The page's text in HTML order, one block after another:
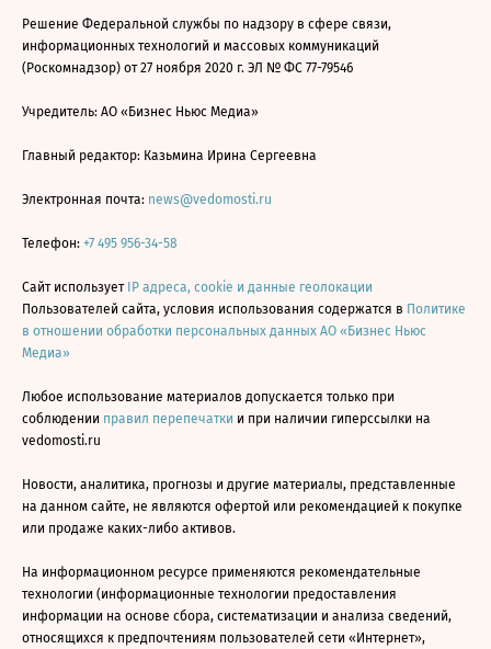
Решение Федеральной службы по надзору в сфере связи,
информационных технологий и массовых коммуникаций
(Роскомнадзор) от 27 ноября 2020 г. ЭЛ № ФС 77-79546
Учредитель: АО «Бизнес Ньюс Медиа»
Главный редактор: Казьмина Ирина Сергеевна
Электронная почта: news@vedomosti.ru
Телефон: +7 495 956-34-58
Сайт использует IP адреса, cookie и данные геолокации
Пользователей сайта, условия использования содержатся в Политике
в отношении обработки персональных данных АО «Бизнес Ньюс
Медиа»
Любое использование материалов допускается только при
соблюдении правил перепечатки и при наличии гиперссылки на
vedomosti.ru
Новости, аналитика, прогнозы и другие материалы, представленные
на данном сайте, не являются офертой или рекомендацией к покупке
или продаже каких-либо активов.
На информационном ресурсе применяются рекомендательные
технологии (информационные технологии предоставления
информации на основе сбора, систематизации и анализа сведений,
относящихся к предпочтениям пользователей сети «Интернет»,